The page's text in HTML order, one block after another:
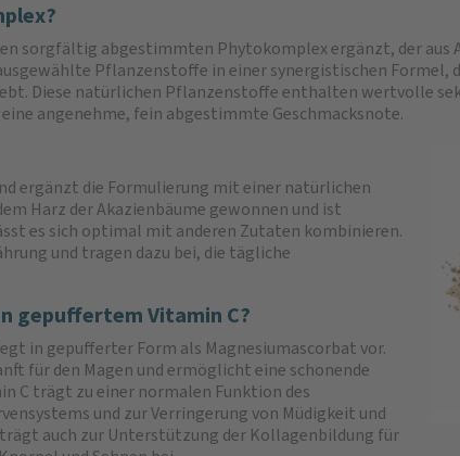
sorgfältig abgestimmten Phytokomplex ergänzt, der aus
Pflanzenstoffe in einer synergistischen Formel,
Diese natürlichen Pflanzenstoffe enthalten wertvolle
angenehme, fein abgestimmte Geschmacksnote.
ergänzt die Formulierung mit einer natürlichen
Harz der Akazienbäume gewonnen und ist
es sich optimal mit anderen Zutaten kombinieren.
und tragen dazu bei, die tägliche
gepuffertem Vitamin C?
in gepufferter Form als Magnesiumascorbat vor.
für den Magen und ermöglicht eine schonende
C trägt zu einer normalen Funktion des
und zur Verringerung von Müdigkeit und
trägt auch zur Unterstützung der Kollagenbildung für